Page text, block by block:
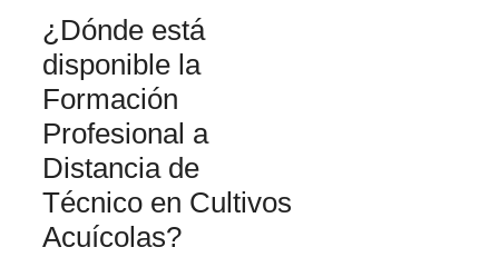
¿Dónde está
disponible la
Formación
Profesional a
Distancia de
Técnico en Cultivos
Acuícolas?